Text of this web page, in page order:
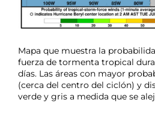
Mapa que muestra la
fuerza de tormenta tropical
días. Las áreas con mayor
(cerca del centro del ciclón) y
verde y gris a medida que se